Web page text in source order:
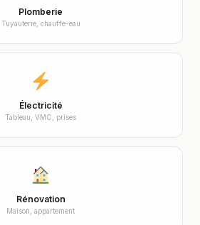
Plomberie
Tuyauterie, chauffe-eau
Électricité
Tableau, VMC, prises
Rénovation
Maison, appartement